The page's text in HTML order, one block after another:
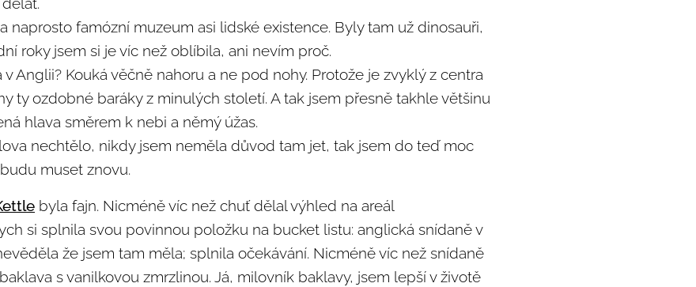
naprosto famózní muzeum asi lidské existence. Byly tam už dinosauři,
roky jsem si je víc než oblíbila, ani nevím proč.
Anglii? Kouká věčně nahoru a ne pod nohy. Protože je zvyklý z centra
ty ozdobné baráky z minulých století. A tak jsem přesně takhle většinu
hlava směrem k nebi a němý úžas.
nechtělo, nikdy jsem neměla důvod tam jet, tak jsem do teď moc
muset znovu.
byla fajn. Nicméně víc než chuť dělal výhled na areál
si splnila svou povinnou položku na bucket listu: anglická snídaně v
že jsem tam měla; splnila očekávání. Nicméně víc než snídaně
s vanilkovou zmrzlinou. Já, milovník baklavy, jsem lepší v životě